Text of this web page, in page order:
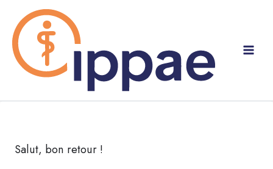
contenu
Salut, bon retour !